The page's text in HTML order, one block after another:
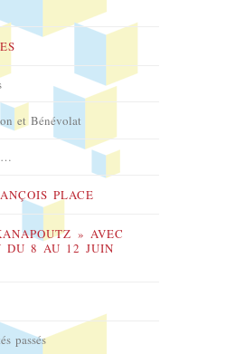
et Bénévolat
PLACE
» AVEC
DU 8 AU 12 JUIN
passés